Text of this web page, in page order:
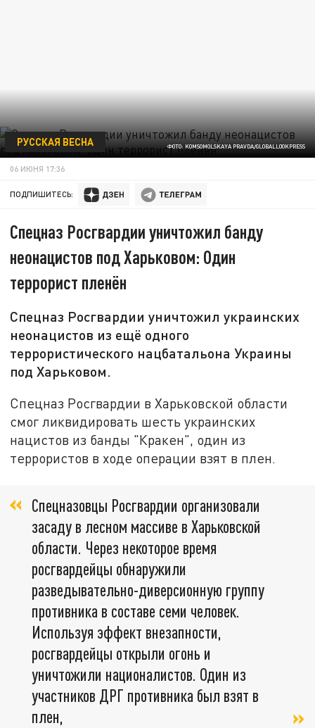
ФОТО: KOMSOMOLSKAYA PRAVDA/GLOBALLOOKPRESS
РУССКАЯ ВЕСНА
06 ИЮНЯ 17:36
ПОДПИШИТЕСЬ:
Спецназ Росгвардии уничтожил банду
неонацистов под Харьковом: Один
террорист пленён
Спецназ Росгвардии уничтожил украинских
неонацистов из ещё одного
террористического нацбатальона Украины
под Харьковом.
Спецназ Росгвардии в Харьковской области
смог ликвидировать шесть украинских
нацистов из банды "Кракен", один из
террористов в ходе операции взят в плен.
Спецназовцы Росгвардии организовали
засаду в лесном массиве в Харьковской
области. Через некоторое время
росгвардейцы обнаружили
разведывательно-диверсионную группу
противника в составе семи человек.
Используя эффект внезапности,
росгвардейцы открыли огонь и
уничтожили националистов. Один из
участников ДРГ противника был взят в
плен,